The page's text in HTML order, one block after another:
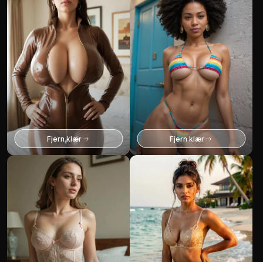
Fjern klær Fjern klær